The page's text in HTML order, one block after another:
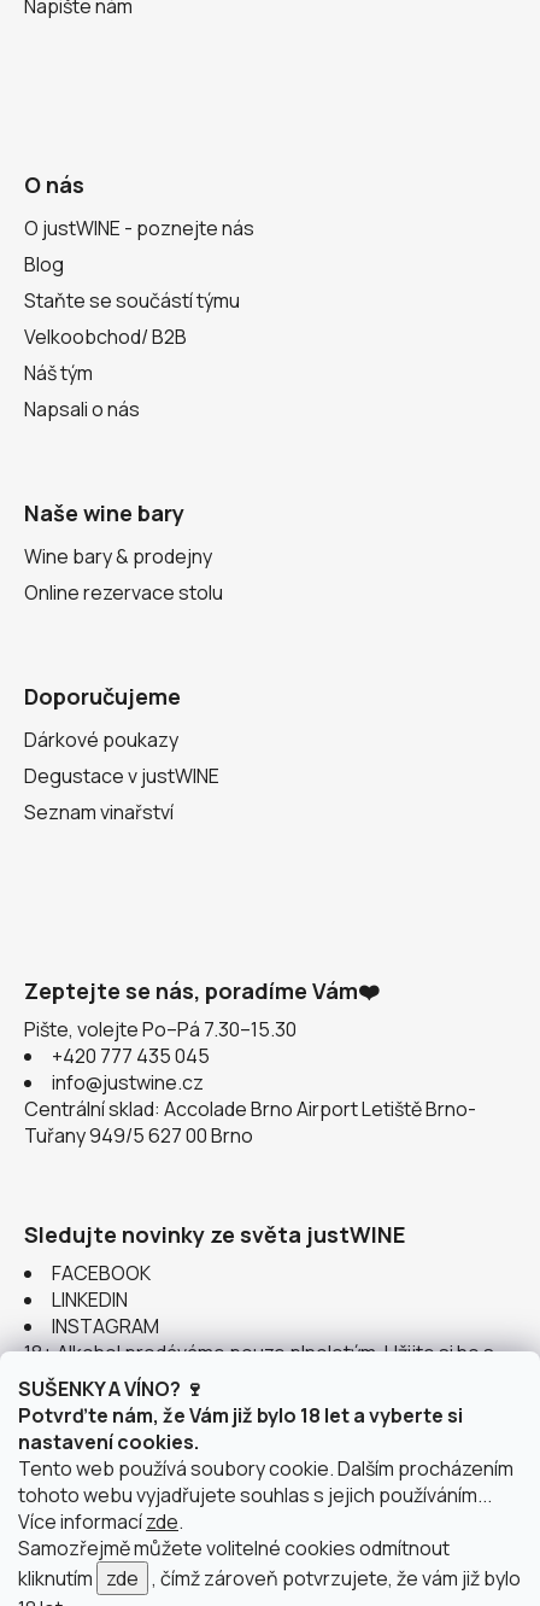
SUŠENKY A VÍNO? 🍷
Potvrďte nám, že Vám již bylo 18 let a vyberte si
nastavení cookies.
Tento web používá soubory cookie. Dalším procházením
tohoto webu vyjadřujete souhlas s jejich používáním...
Více informacízde.
Samozřejmě můžete volitelné cookies odmítnout
kliknutím zde , čímž zároveň potvrzujete, že vám již bylo
Napište nám
O nás
O justWINE - poznejte nás
Blog
Staňte se součástí týmu
Velkoobchod/ B2B
Náš tým
Napsali o nás
Naše wine bary
Wine bary & prodejny
Online rezervace stolu
Doporučujeme
Dárkové poukazy
Degustace v justWINE
Seznam vinařství
Zeptejte se nás, poradíme Vám❤️
Pište, volejte Po–Pá 7.30–15.30
+420 777 435 045
info@justwine.cz
Centrální sklad: Accolade Brno Airport Letiště Brno-
Tuřany 949/5 627 00 Brno
Sledujte novinky ze světa justWINE
FACEBOOK
LINKEDIN
INSTAGRAM
18+ Alkohol prodáváme pouze plnoletým. Užijte si ho s
rozumem.
Instagram